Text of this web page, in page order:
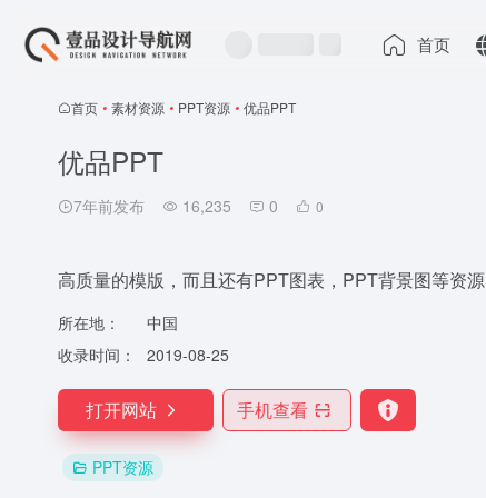
首页
首页 • 素材资源 • PPT资源 • 优品PPT
优品PPT
7年前发布 16,235 0 0
高质量的模版，而且还有PPT图表，PPT背景图等资源
所在地：
中国
收录时间：
2019-08-25
打开网站 手机查看
PPT资源